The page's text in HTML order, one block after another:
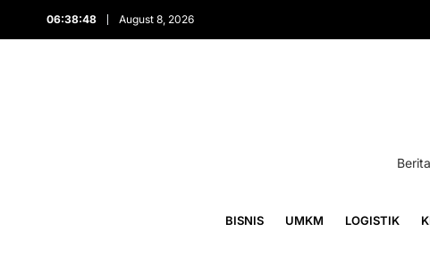
06:38:48 August 8, 2026
BISNIS UMKM LOGISTIK